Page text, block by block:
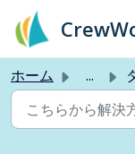
メインコンテンツ
ホーム ...